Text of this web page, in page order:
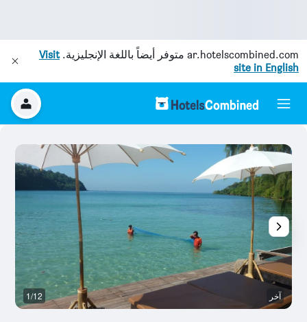
ar.hotelscombined.com متوفر أيضاً باللغة الإنجليزية.Visit
site in English
آخر 1/12